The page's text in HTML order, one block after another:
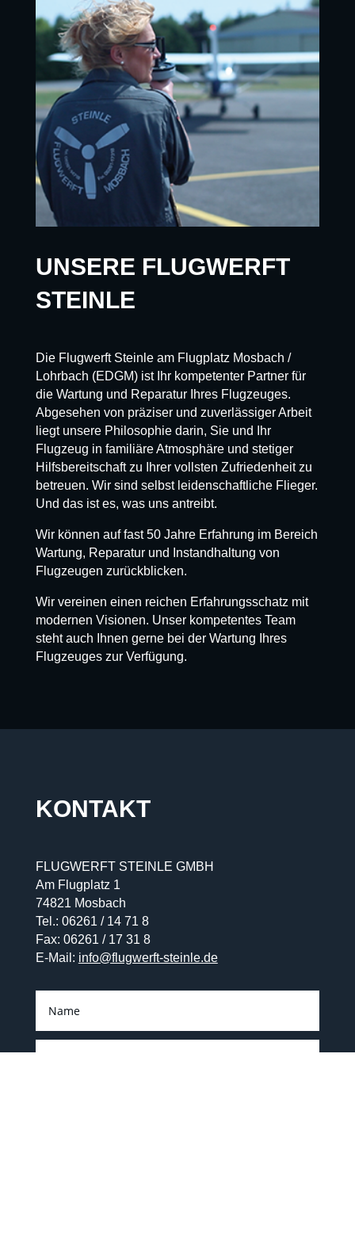
UNSERE FLUGWERFT
STEINLE
Die Flugwerft Steinle am Flugplatz Mosbach /
Lohrbach (EDGM) ist Ihr kompetenter Partner für
die Wartung und Reparatur Ihres Flugzeuges.
Abgesehen von präziser und zuverlässiger Arbeit
liegt unsere Philosophie darin, Sie und Ihr
Flugzeug in familiäre Atmosphäre und stetiger
Hilfsbereitschaft zu Ihrer vollsten Zufriedenheit zu
betreuen. Wir sind selbst leidenschaftliche Flieger.
Und das ist es, was uns antreibt.
Wir können auf fast 50 Jahre Erfahrung im Bereich
Wartung, Reparatur und Instandhaltung von
Flugzeugen zurückblicken.
Wir vereinen einen reichen Erfahrungsschatz mit
modernen Visionen. Unser kompetentes Team
steht auch Ihnen gerne bei der Wartung Ihres
Flugzeuges zur Verfügung.
KONTAKT
FLUGWERFT STEINLE GMBH
Am Flugplatz 1
74821 Mosbach
Tel.: 06261 / 14 71 8
Fax: 06261 / 17 31 8
E-Mail: info@flugwerft-steinle.de